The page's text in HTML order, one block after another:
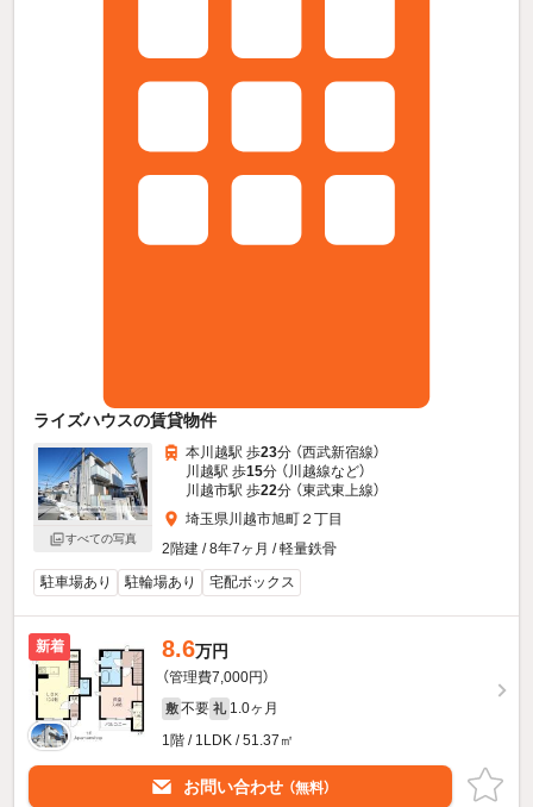
ライズハウスの賃貸物件
すべての写真
本川越駅 歩23分 （西武新宿線）
川越駅 歩15分 （川越線など）
川越市駅 歩22分 （東武東上線）
埼玉県川越市旭町２丁目
2階建 / 8年7ヶ月 / 軽量鉄骨
駐車場あり
駐輪場あり 宅配ボックス
新着 8.6万円
（管理費7,000円）
敷 不要 礼 1.0ヶ月
1階 / 1LDK / 51.37㎡
お問い合わせ （無料）